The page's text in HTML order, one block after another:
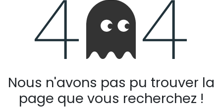
Erreur 404
Nous n'avons pas pu trouver la
page que vous recherchez !